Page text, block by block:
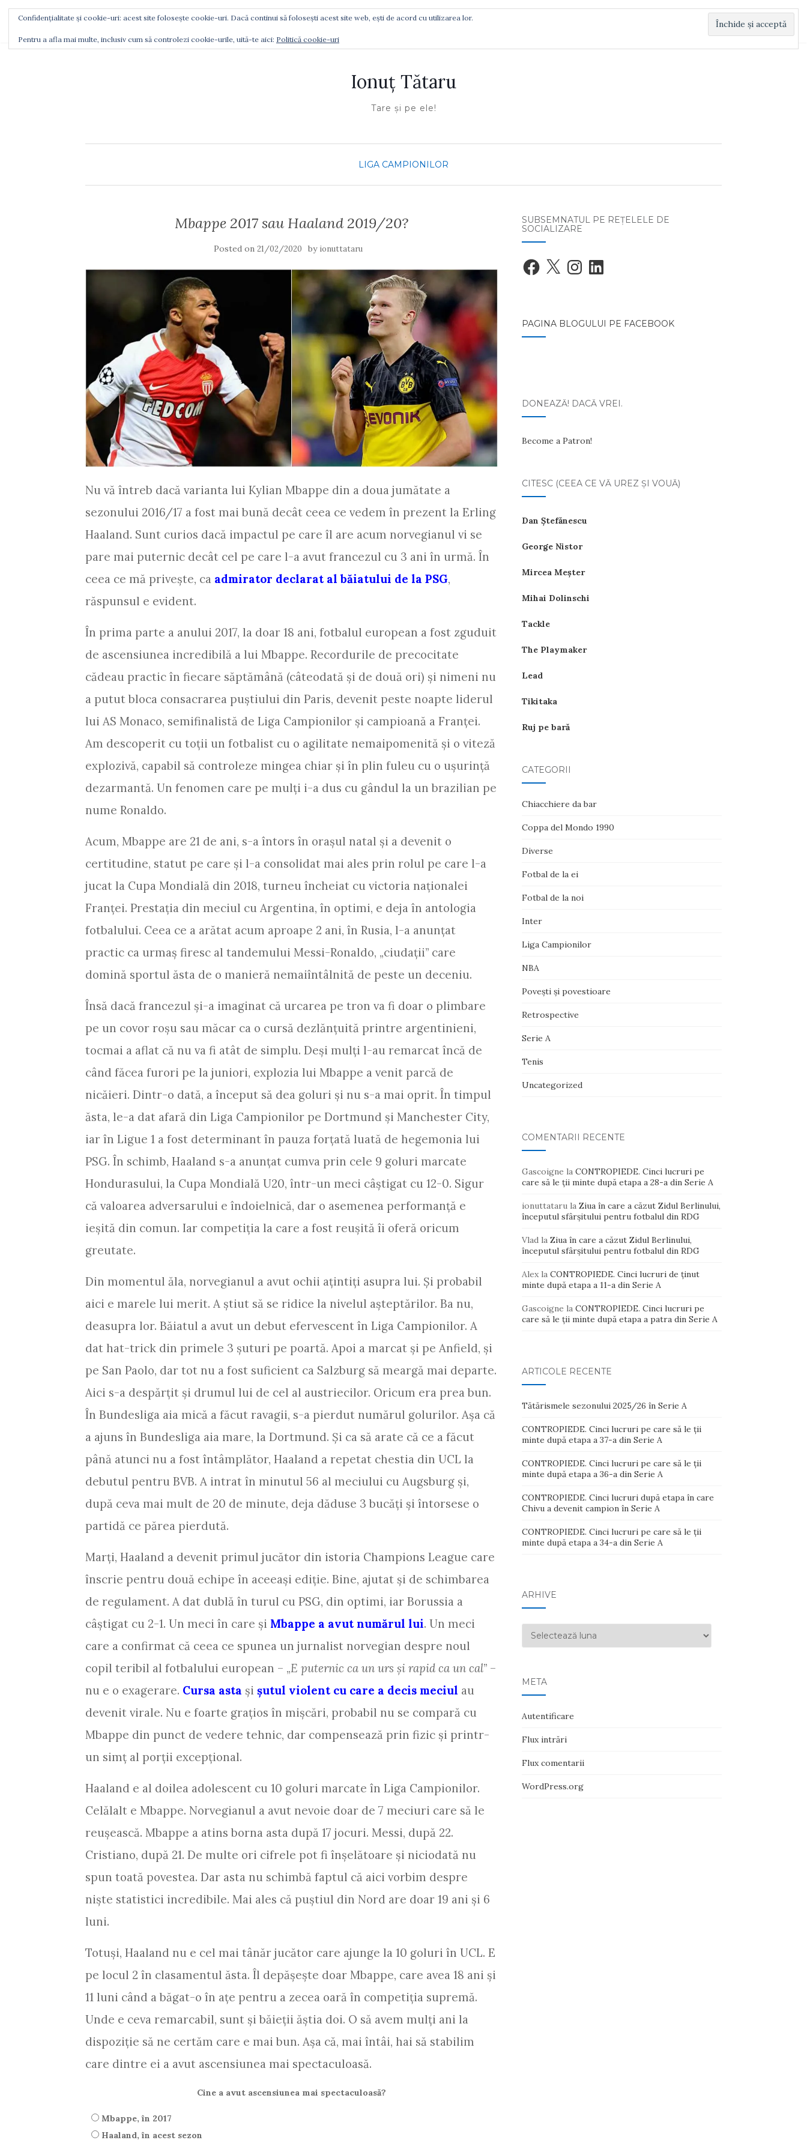
CINE SUNT CU CE MĂ LAUD UNDE MĂ GĂSIŢI
Ionuţ Tătaru
Tare şi pe ele!
LIGA CAMPIONILOR
Mbappe 2017 sau Haaland 2019/20?
Posted on21/02/2020 by ionuttataru
Nu vă întreb dacă varianta lui Kylian Mbappe din a doua jumătate a
sezonului 2016/17 a fost mai bună decât ceea ce vedem în prezent la Erling
Haaland. Sunt curios dacă impactul pe care îl are acum norvegianul vi se
pare mai puternic decât cel pe care l-a avut francezul cu 3 ani în urmă. În
ceea ce mă privește, ca admirator declarat al băiatului de la PSG,
răspunsul e evident.
În prima parte a anului 2017, la doar 18 ani, fotbalul european a fost zguduit
de ascensiunea incredibilă a lui Mbappe. Recordurile de precocitate
cădeau practic în fiecare săptămână (câteodată și de două ori) și nimeni nu
a putut bloca consacrarea puștiului din Paris, devenit peste noapte liderul
lui AS Monaco, semifinalistă de Liga Campionilor și campioană a Franței.
Am descoperit cu toții un fotbalist cu o agilitate nemaipomenită și o viteză
explozivă, capabil să controleze mingea chiar și în plin fuleu cu o ușurință
dezarmantă. Un fenomen care pe mulți i-a dus cu gândul la un brazilian pe
nume Ronaldo.
Acum, Mbappe are 21 de ani, s-a întors în orașul natal și a devenit o
certitudine, statut pe care și l-a consolidat mai ales prin rolul pe care l-a
jucat la Cupa Mondială din 2018, turneu încheiat cu victoria naționalei
Franței. Prestația din meciul cu Argentina, în optimi, e deja în antologia
fotbalului. Ceea ce a arătat acum aproape 2 ani, în Rusia, l-a anunțat
practic ca urmaș firesc al tandemului Messi-Ronaldo, „ciudații” care
domină sportul ăsta de o manieră nemaiîntâlnită de peste un deceniu.
Însă dacă francezul și-a imaginat că urcarea pe tron va fi doar o plimbare
pe un covor roșu sau măcar ca o cursă dezlănțuită printre argentinieni,
tocmai a aflat că nu va fi atât de simplu. Deși mulți l-au remarcat încă de
când făcea furori pe la juniori, explozia lui Mbappe a venit parcă de
nicăieri. Dintr-o dată, a început să dea goluri și nu s-a mai oprit. În timpul
ăsta, le-a dat afară din Liga Campionilor pe Dortmund și Manchester City,
iar în Ligue 1 a fost determinant în pauza forțată luată de hegemonia lui
PSG. În schimb, Haaland s-a anunțat cumva prin cele 9 goluri marcate
Hondurasului, la Cupa Mondială U20, într-un meci câștigat cu 12-0. Sigur
că valoarea adversarului e îndoielnică, dar o asemenea performanță e
ieșită din comun. Iar competiția la care a fost reușită îi oferă oricum
greutate.
Din momentul ăla, norvegianul a avut ochii ațintiți asupra lui. Și probabil
aici e marele lui merit. A știut să se ridice la nivelul așteptărilor. Ba nu,
deasupra lor. Băiatul a avut un debut efervescent în Liga Campionilor. A
dat hat-trick din primele 3 șuturi pe poartă. Apoi a marcat și pe Anfield, și
pe San Paolo, dar tot nu a fost suficient ca Salzburg să meargă mai departe.
Aici s-a despărțit și drumul lui de cel al austriecilor. Oricum era prea bun.
În Bundesliga aia mică a făcut ravagii, s-a pierdut numărul golurilor. Așa că
a ajuns în Bundesliga aia mare, la Dortmund. Și ca să arate că ce a făcut
până atunci nu a fost întâmplător, Haaland a repetat chestia din UCL la
debutul pentru BVB. A intrat în minutul 56 al meciului cu Augsburg și,
după ceva mai mult de 20 de minute, deja dăduse 3 bucăți și întorsese o
partidă ce părea pierdută.
Marți, Haaland a devenit primul jucător din istoria Champions League care
înscrie pentru două echipe în aceeași ediție. Bine, ajutat și de schimbarea
de regulament. A dat dublă în turul cu PSG, din optimi, iar Borussia a
câștigat cu 2-1. Un meci în care și Mbappe a avut numărul lui. Un meci
care a confirmat că ceea ce spunea un jurnalist norvegian despre noul
copil teribil al fotbalului european – „E puternic ca un urs și rapid ca un cal” –
nu e o exagerare. Cursa asta și șutul violent cu care a decis meciul au
devenit virale. Nu e foarte grațios în mișcări, probabil nu se compară cu
Mbappe din punct de vedere tehnic, dar compensează prin fizic și printr-
un simț al porții excepțional.
Haaland e al doilea adolescent cu 10 goluri marcate în Liga Campionilor.
Celălalt e Mbappe. Norvegianul a avut nevoie doar de 7 meciuri care să le
reușească. Mbappe a atins borna asta după 17 jocuri. Messi, după 22.
Cristiano, după 21. De multe ori cifrele pot fi înșelătoare și niciodată nu
spun toată povestea. Dar asta nu schimbă faptul că aici vorbim despre
niște statistici incredibile. Mai ales că puștiul din Nord are doar 19 ani și 6
luni.
Totuși, Haaland nu e cel mai tânăr jucător care ajunge la 10 goluri în UCL. E
pe locul 2 în clasamentul ăsta. Îl depășește doar Mbappe, care avea 18 ani și
11 luni când a băgat-o în ațe pentru a zecea oară în competiția supremă.
Unde e ceva remarcabil, sunt și băieții ăștia doi. O să avem mulți ani la
dispoziție să ne certăm care e mai bun. Așa că, mai întâi, hai să stabilim
care dintre ei a avut ascensiunea mai spectaculoasă.
Cine a avut ascensiunea mai spectaculoasă?
Mbappe, în 2017
Haaland, în acest sezon
SUBSEMNATUL PE REŢELELE DE
SOCIALIZARE
Facebook
X Instagram
LinkedIn
PAGINA BLOGULUI PE FACEBOOK
DONEAZĂ! DACĂ VREI.
Become a Patron!
CITESC (CEEA CE VĂ UREZ ŞI VOUĂ)
Dan Ştefănescu
George Nistor
Mircea Meşter
Mihai Dolinschi
Tackle
The Playmaker
Lead
Tikitaka
Ruj pe bară
CATEGORII
Chiacchiere da bar
Coppa del Mondo 1990
Diverse
Fotbal de la ei
Fotbal de la noi
Inter
Liga Campionilor
NBA
Poveşti şi povestioare
Retrospective
Serie A
Tenis
Uncategorized
COMENTARII RECENTE
Gascoigne la CONTROPIEDE. Cinci lucruri pe
care să le ții minte după etapa a 28-a din Serie A
ionuttatarula Ziua în care a căzut Zidul Berlinului,
începutul sfârșitului pentru fotbalul din RDG
Vladla Ziua în care a căzut Zidul Berlinului,
începutul sfârșitului pentru fotbalul din RDG
Alexla CONTROPIEDE. Cinci lucruri de ținut
minte după etapa a 11-a din Serie A
Gascoigne la CONTROPIEDE. Cinci lucruri pe
care să le ții minte după etapa a patra din Serie A
ARTICOLE RECENTE
Tătărismele sezonului 2025/26 în Serie A
CONTROPIEDE. Cinci lucruri pe care să le ții
minte după etapa a 37-a din Serie A
CONTROPIEDE. Cinci lucruri pe care să le ții
minte după etapa a 36-a din Serie A
CONTROPIEDE. Cinci lucruri după etapa în care
Chivu a devenit campion în Serie A
CONTROPIEDE. Cinci lucruri pe care să le ții
minte după etapa a 34-a din Serie A
ARHIVE
Arhive
META
Autentificare
Flux intrări
Flux comentarii
WordPress.org
Confidențialitate și cookie-uri: acest site folosește cookie-uri. Dacă continui să folosești acest site web, ești de acord cu utilizarea lor.
Pentru a afla mai multe, inclusiv cum să controlezi cookie-urile, uită-te aici: Politică cookie-uri